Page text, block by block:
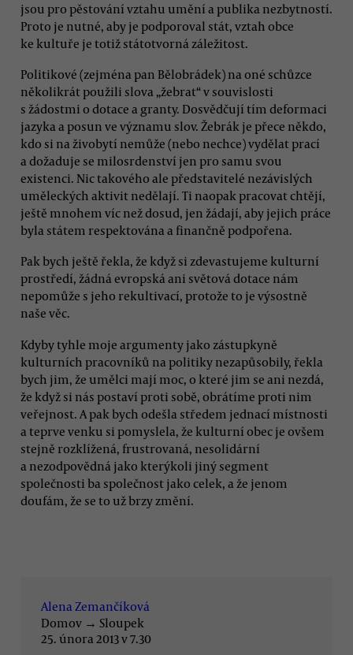
jsou pro pěstování vztahu umění a publika nezbytností.
Proto je nutné, aby je podporoval stát, vztah obce
ke kultuře je totiž státotvorná záležitost.
Politikové (zejména pan Bělobrádek) na oné schůzce
několikrát použili slova „žebrat“ v souvislosti
s žádostmi o dotace a granty. Dosvědčují tím deformaci
jazyka a posun ve významu slov. Žebrák je přece někdo,
kdo si na živobytí nemůže (nebo nechce) vydělat prací
a dožaduje se milosrdenství jen pro samu svou
existenci. Nic takového ale představitelé nezávislých
uměleckých aktivit nedělají. Ti naopak pracovat chtějí,
ještě mnohem víc než dosud, jen žádají, aby jejich práce
byla státem respektována a finančně podpořena.
Pak bych ještě řekla, že když si zdevastujeme kulturní
prostředí, žádná evropská ani světová dotace nám
nepomůže s jeho rekultivací, protože to je výsostně
naše věc.
Kdyby tyhle moje argumenty jako zástupkyně
kulturních pracovníků na politiky nezapůsobily, řekla
bych jim, že umělci mají moc, o které jim se ani nezdá,
že když si nás postaví proti sobě, obrátíme proti nim
veřejnost. A pak bych odešla středem jednací místnosti
a teprve venku si pomyslela, že kulturní obec je ovšem
stejně rozklížená, frustrovaná, nesolidární
a nezodpovědná jako kterýkoli jiný segment
společnosti ba společnost jako celek, a že jenom
doufám, že se to už brzy změní.
Alena Zemančíková
Domov → Sloupek
25. února 2013 v 7.30